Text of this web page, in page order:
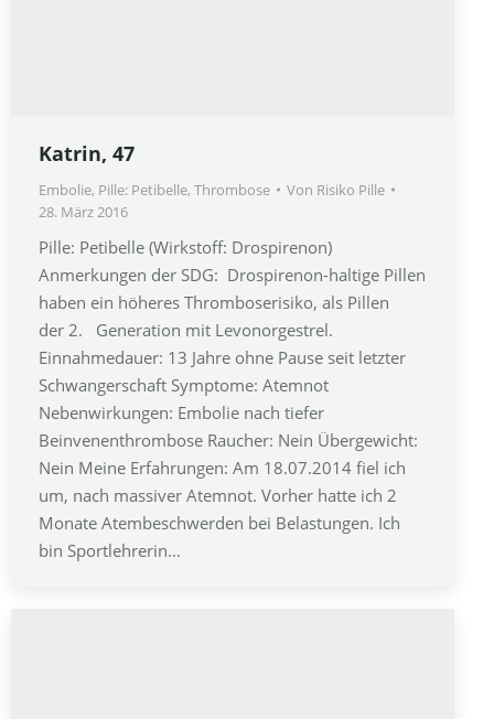
Katrin, 47
Embolie, Pille: Petibelle, Thrombose Von Risiko Pille
28. März 2016
Pille: Petibelle (Wirkstoff: Drospirenon)
Anmerkungen der SDG: Drospirenon-haltige Pillen
haben ein höheres Thromboserisiko, als Pillen
der 2. Generation mit Levonorgestrel.
Einnahmedauer: 13 Jahre ohne Pause seit letzter
Schwangerschaft Symptome: Atemnot
Nebenwirkungen: Embolie nach tiefer
Beinvenenthrombose Raucher: Nein Übergewicht:
Nein Meine Erfahrungen: Am 18.07.2014 fiel ich
um, nach massiver Atemnot. Vorher hatte ich 2
Monate Atembeschwerden bei Belastungen. Ich
bin Sportlehrerin…